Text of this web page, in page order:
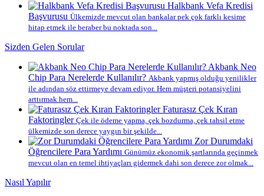
Halkbank Vefa Kredisi
Başvurusu Ülkemizde mevcut olan bankalar pek çok farklı kesime
hitap etmek ile beraber bu noktada son...
Sizden Gelen Sorular
Akbank Neo
Chip Para Nerelerde Kullanılır? Akbank yapmış olduğu yenilikler
ile adından söz ettirmeye devam ediyor. Hem müşteri potansiyelini
arttırmak hem...
Faturasız Çek Kıran
Faktoringler Çek ile ödeme yapma, çek bozdurma, çek tahsil etme
ülkemizde son derece yaygın bir şekilde...
Zor Durumdaki
Öğrencilere Para Yardımı Günümüz ekonomik şartlarında geçinmek
mevcut olan en temel ihtiyaçları gidermek dahi son derece zor olmak...
Nasıl Yapılır